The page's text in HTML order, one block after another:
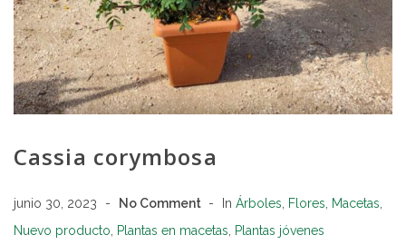
Cassia corymbosa
junio 30, 2023 No Comment In Árboles Flores Macetas
Nuevo producto
Plantas en macetas Plantas jóvenes